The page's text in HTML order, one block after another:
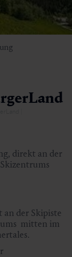
direkt an der
der Skipiste
mitten im